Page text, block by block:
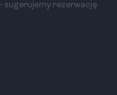
sugerujemy rezerwację